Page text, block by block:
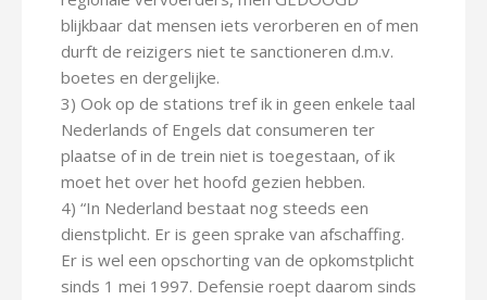
blijkbaar dat mensen iets verorberen en of men
durft de reizigers niet te sanctioneren d.m.v.
boetes en dergelijke.
3) Ook op de stations tref ik in geen enkele taal
Nederlands of Engels dat consumeren ter
plaatse of in de trein niet is toegestaan, of ik
moet het over het hoofd gezien hebben.
4) “In Nederland bestaat nog steeds een
dienstplicht. Er is geen sprake van afschaffing.
Er is wel een opschorting van de opkomstplicht
sinds 1 mei 1997. Defensie roept daarom sinds